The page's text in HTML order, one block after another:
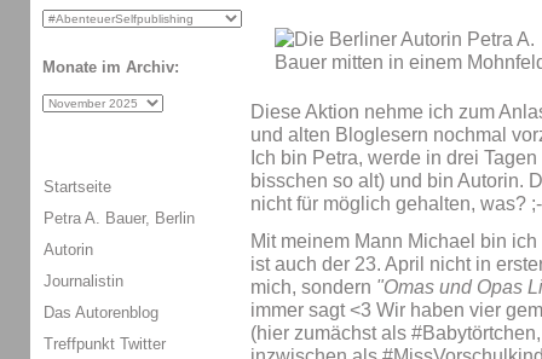
Diese Aktion nehme ich zum
und alten Bloglesern nochmal
Ich bin Petra, werde in drei
bisschen so alt) und bin Autorin.
nicht für möglich gehalten, was?
Mit meinem Mann Michael bin
ist auch der 23. April nicht in
mich, sondern "Omas und Opas
immer sagt <3 Wir haben vier
(hier zumächst als
Monate im Archiv:
Startseite
Petra A. Bauer, Berlin
Autorin
Journalistin
Das Autorenblog
Treffpunkt Twitter